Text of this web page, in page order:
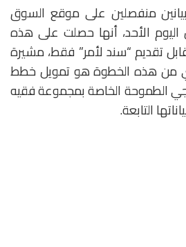
منفصلين على موقع السوق
اليوم الأحد، أنها حصلت على هذه
تقديم “سند لأمر” فقط، مشيرة
من هذه الخطوة هو تمويل خطط
الطموحة الخاصة بمجموعة فقيه
التابعة.